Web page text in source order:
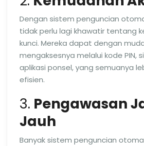
Dengan sistem penguncian
tidak perlu lagi khawatir tentang
kunci. Mereka dapat dengan
mengaksesnya melalui kode PIN,
aplikasi ponsel, yang semuanya
efisien.
3. Pengawasan
Jauh
Banyak sistem penguncian